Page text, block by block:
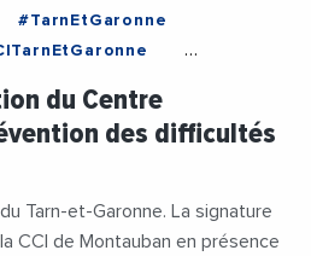
#TarnEtGaronne
du Centre
des difficultés
Tarn-et-Garonne. La signature
CCI de Montauban en présence